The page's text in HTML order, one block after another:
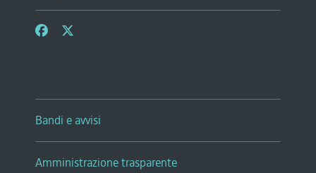
Bandi e avvisi
Amministrazione trasparente